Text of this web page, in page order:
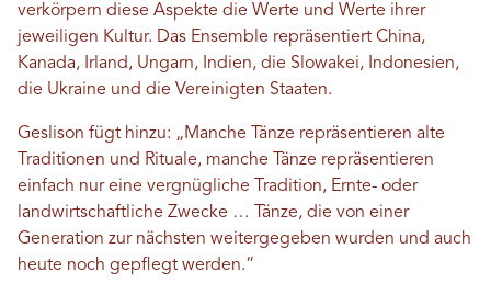
verkörpern diese Aspekte die Werte und Werte ihrer
jeweiligen Kultur. Das Ensemble repräsentiert China,
Kanada, Irland, Ungarn, Indien, die Slowakei, Indonesien,
die Ukraine und die Vereinigten Staaten.
Geslison fügt hinzu: „Manche Tänze repräsentieren alte
Traditionen und Rituale, manche Tänze repräsentieren
einfach nur eine vergnügliche Tradition, Ernte- oder
landwirtschaftliche Zwecke … Tänze, die von einer
Generation zur nächsten weitergegeben wurden und auch
heute noch gepflegt werden.“